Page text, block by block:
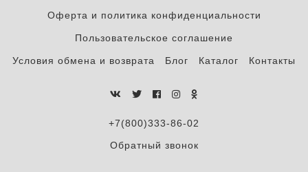
Оферта и политика конфиденциальности
Пользовательское соглашение
Условия обмена и возврата Блог Каталог Контакты
+7(800)333-86-02
Обратный звонок